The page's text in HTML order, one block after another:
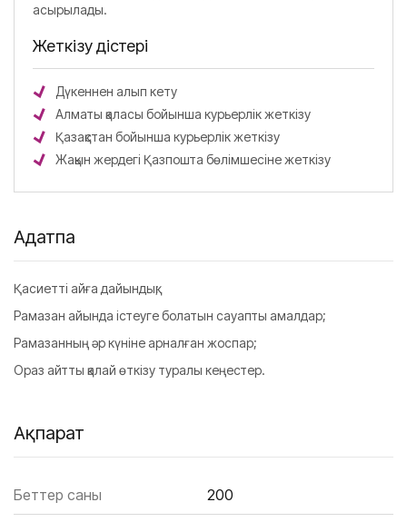
асырылады.
Жеткізу әдістері
Дүкеннен алып кету
Алматы қаласы бойынша курьерлік жеткізу
Қазақстан бойынша курьерлік жеткізу
Жақын жердегі Қазпошта бөлімшесіне жеткізу
Аңдатпа
Қасиетті айға дайындық;
Рамазан айында істеуге болатын сауапты амалдар;
Рамазанның әр күніне арналған жоспар;
Ораз айтты қалай өткізу туралы кеңестер.
Ақпарат
Беттер саны 200